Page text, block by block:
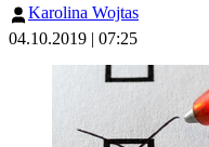
Karolina Wojtas
04.10.2019 | 07:25